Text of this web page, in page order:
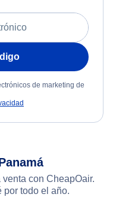
de marketing de
con CheapOair.
por todo el año.